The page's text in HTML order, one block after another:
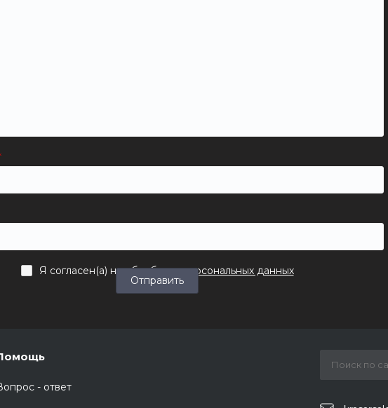
Я согласен(а) наобработку персональных данных
Отправить
- ответ